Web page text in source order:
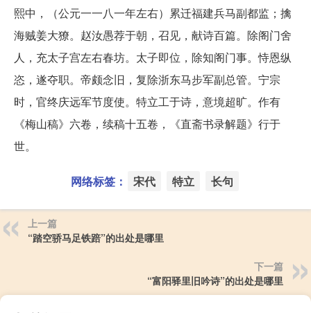
熙中，（公元一一八一年左右）累迁福建兵马副都监；擒
海贼姜大獠。赵汝愚荐于朝，召见，献诗百篇。除阁门舍
人，充太子宫左右春坊。太子即位，除知阁门事。恃恩纵
恣，遂夺职。帝颇念旧，复除浙东马步军副总管。宁宗
时，官终庆远军节度使。特立工于诗，意境超旷。作有
《梅山稿》六卷，续稿十五卷，《直斋书录解题》行于
世。
网络标签： 宋代 特立 长句
上一篇
“踏空骄马足铁踣”的出处是哪里
下一篇
“富阳驿里旧吟诗”的出处是哪里